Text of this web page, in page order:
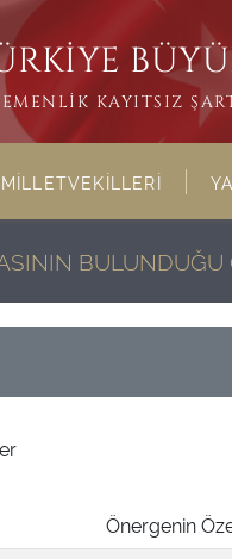
KAYITSIZ
MİLLETVEKİLLERİ
BULUNDUĞU
Önergenin